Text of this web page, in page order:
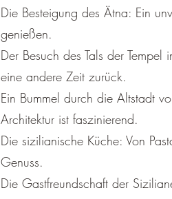
Die Besteigung des Ätna: Ein
genießen.
Der Besuch des Tals der
eine andere Zeit zurück.
Ein Bummel durch die Altstadt
Architektur ist faszinierend.
Die sizilianische Küche: Von
Genuss.
Die Gastfreundschaft der